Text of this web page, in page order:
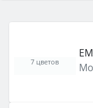
Сначала
затем
функции
защита от
7 цветов